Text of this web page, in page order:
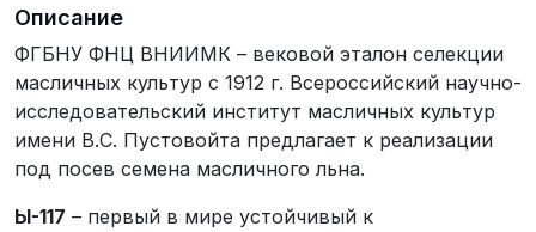
Описание
ФГБНУ ФНЦ ВНИИМК – вековой эталон селекции
масличных культур с 1912 г. Всероссийский научно-
исследовательский институт масличных культур
имени В.С. Пустовойта предлагает к реализации
под посев семена масличного льна.
Ы-117 – первый в мире устойчивый к